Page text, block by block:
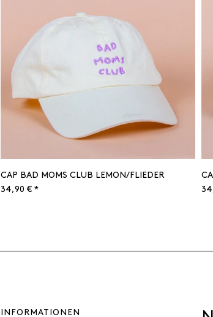
CAP BAD MOMS CLUB LEMON/FLIEDER
34,90 € *
INFORMATIONEN